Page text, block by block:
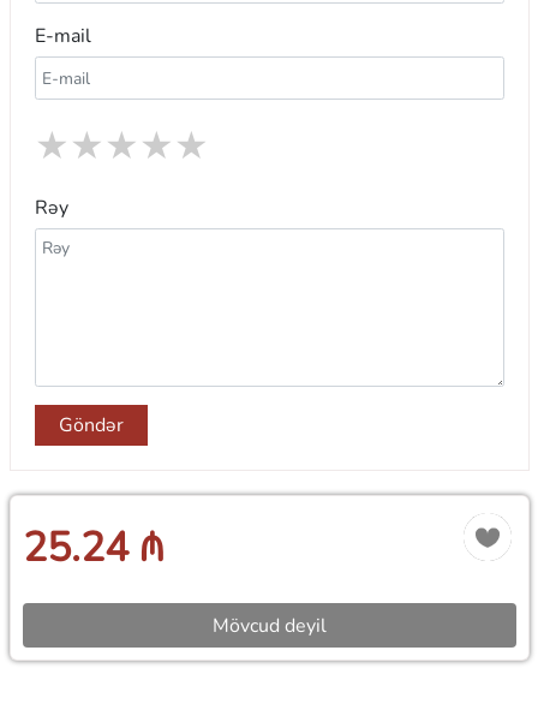
E-mail
★
★
★
★
★
Rəy
Göndər
25.24 ₼
Mövcud deyil